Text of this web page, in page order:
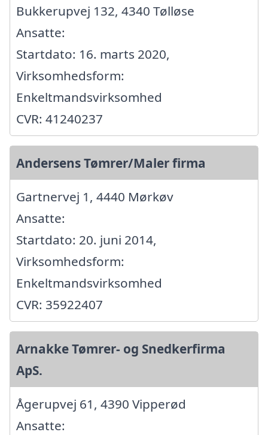
Bukkerupvej 132, 4340 Tølløse
Ansatte:
Startdato: 16. marts 2020,
Virksomhedsform:
Enkeltmandsvirksomhed
CVR: 41240237
Andersens Tømrer/Maler firma
Gartnervej 1, 4440 Mørkøv
Ansatte:
Startdato: 20. juni 2014,
Virksomhedsform:
Enkeltmandsvirksomhed
CVR: 35922407
Arnakke Tømrer- og Snedkerfirma
ApS.
Ågerupvej 61, 4390 Vipperød
Ansatte: